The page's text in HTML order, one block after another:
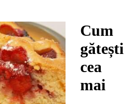
Cum
gătești
cea
mai